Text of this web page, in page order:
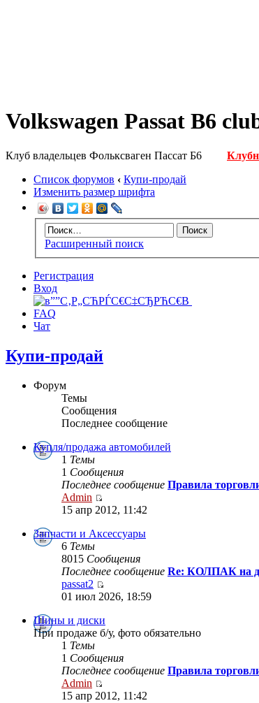
Volkswagen Passat B6
Клуб владельцев Фольксваген Пассат Б6
Список форумов ‹ Купи-продай
Изменить размер шрифта
Расширенный поиск
Регистрация
Вход
FAQ
Чат
Купи-продай
Форум
Темы
Сообщения
Последнее сообщение
Купля/продажа автомобилей
1 Темы
1 Сообщения
Последнее сообщение Правила
Admin
15 апр 2012, 11:42
Запчасти и Аксессуары
6 Темы
8015 Сообщения
Последнее сообщение Re: КОЛПАК на
passat2
01 июл 2026, 18:59
Шины и диски
При продаже б/у, фото обязательно
1 Темы
1 Сообщения
Последнее сообщение Правила
Admin
15 апр 2012, 11:42